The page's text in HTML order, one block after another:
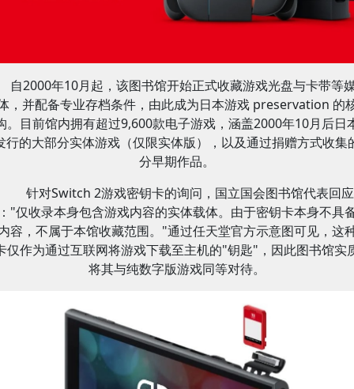
自2000年10月起，该图书馆开始正式收藏游戏光盘与卡带等
，并配备专业存档条件，由此成为日本游戏 preservation 的
。目前馆内拥有超过9,600款电子游戏，涵盖2000年10月后日
行的大部分实体游戏（仅限实体版），以及通过捐赠方式收集
分早期作品。
针对Switch 2游戏密钥卡的询问，国立国会图书馆代表回应
"仅收录本身包含游戏内容的实体载体。由于密钥卡本身不具
容，不属于本馆收藏范围。"通过任天堂官方示意图可见，这
仅作为通过互联网将游戏下载至主机的"钥匙"，因此图书馆实
将其与纯数字版游戏同等对待。